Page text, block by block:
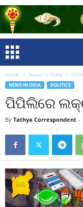
Home News in Odia
NEWS IN ODIA POLITICS
ପିପିଲିରେ
By Tathya Correspondent -